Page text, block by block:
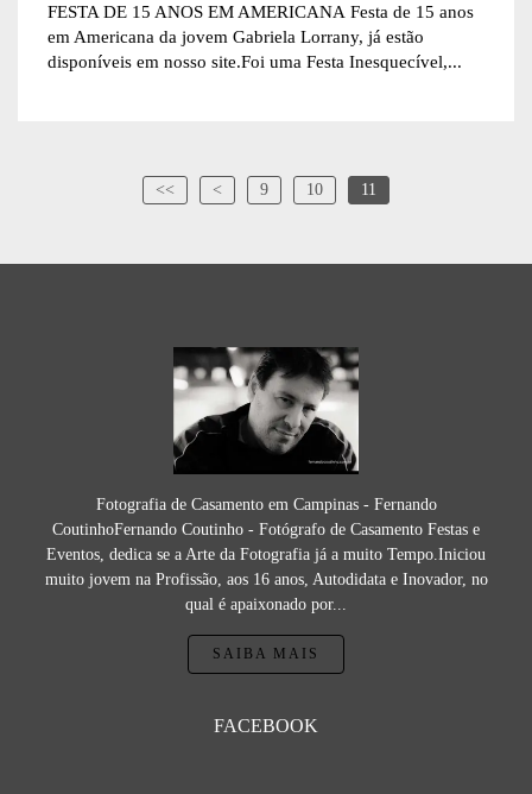
FESTA DE 15 ANOS EM AMERICANA Festa de 15 anos
em Americana da jovem Gabriela Lorrany, já estão
disponíveis em nosso site.Foi uma Festa Inesquecível,...
<< < 9 10 11
Fotografia de Casamento em Campinas - Fernando
CoutinhoFernando Coutinho - Fotógrafo de Casamento Festas e
Eventos, dedica se a Arte da Fotografia já a muito Tempo.Iniciou
muito jovem na Profissão, aos 16 anos, Autodidata e Inovador, no
qual é apaixonado por...
SAIBA MAIS
FACEBOOK